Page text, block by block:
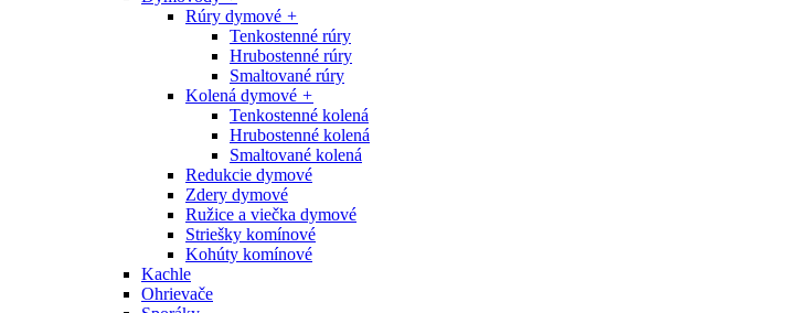
Rúry dymové +
Tenkostenné rúry
Hrubostenné rúry
Smaltované rúry
Kolená dymové +
Tenkostenné kolená
Hrubostenné kolená
Smaltované kolená
Redukcie dymové
Zdery dymové
Ružice a viečka dymové
Striešky komínové
Kohúty komínové
Kachle
Ohrievače